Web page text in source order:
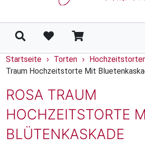
Startseite › Torten ›
Traum Hochzeitstorte Mit
ROSA TRAUM
HOCHZEITSTORTE
BLÜTENKASKADE